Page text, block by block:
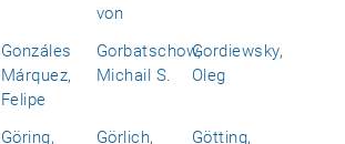
von
Gonzáles
Márquez,
Felipe
Gorbatschow,
Michail S.
Gordiewsky,
Oleg
Göring,
Görlich,
Götting,